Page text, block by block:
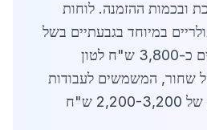
ובכמות ההזמנה. לוחות
במיוחד בגבעתיים בשל
מזג האוויר הלח, עולים כ-3,800 ש"ח לטון
שחור, המשמשים לעבודות
בנייה, נמכרים בטווח של 2,200-3,200 ש"ח